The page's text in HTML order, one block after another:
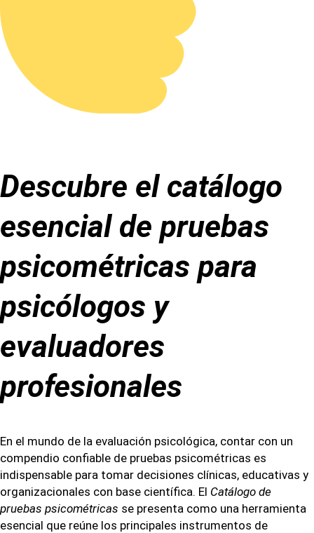
Descubre el catálogo
esencial de pruebas
psicométricas para
psicólogos y
evaluadores
profesionales
En el mundo de la evaluación psicológica, contar con un
compendio confiable de pruebas psicométricas es
indispensable para tomar decisiones clínicas, educativas y
organizacionales con base científica. El Catálogo de
pruebas psicométricas se presenta como una herramienta
esencial que reúne los principales instrumentos de